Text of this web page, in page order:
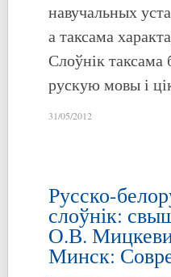
навучальных
а таксама
Слоўнік таксама
рускую мовы і
31/05/2012
Русско-
слоўнік:
О.В.
Минск: